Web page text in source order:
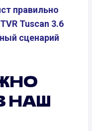
правильно
Tuscan 3.6
сценарий
НАШ